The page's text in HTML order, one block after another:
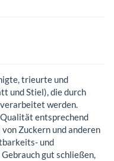
trieurte und
und Stiel), die durch
werden.
entsprechend
Zuckern und anderen
und
gut schließen,